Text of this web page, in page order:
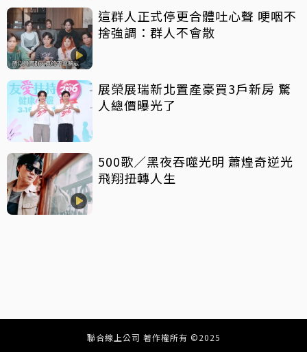
這群人正式停更合體吐心聲 哽咽不
捨強調：群人不會散
展榮展瑞新北置產豪買3戶新房 驚
人總價曝光了
500歌／黑夜吞噬光明 蕭煌奇逆光
飛翔扭轉人生
聯合線上公司 著作權所有 ©2025